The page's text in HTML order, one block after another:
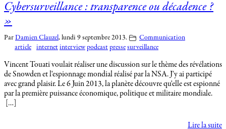
Cybersurveillance : transparence ou décadence ?
»
Par Damien Clauzel, lundi 9 septembre 2013.
Communication
article
internet interview podcast presse surveillance
Vincent Touati voulait réaliser une discussion sur le thème des révélations
de Snowden et l'espionnage mondial réalisé par la NSA. J'y ai participé
avec grand plaisir. Le 6 Juin 2013, la planète découvre qu'elle est espionné
par la première puissance économique, politique et militaire mondiale.
[…]
Lire la suite